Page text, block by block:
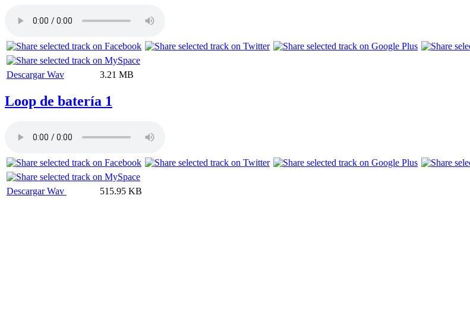
Descargar Wav 3.21 MB
Loop de batería 1
Descargar Wav 515.95 KB